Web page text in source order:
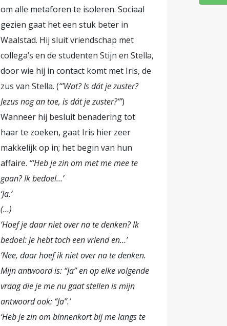
om alle metaforen te isoleren. Sociaal
gezien gaat het een stuk beter in
Waalstad. Hij sluit vriendschap met
collega’s en de studenten Stijn en Stella,
door wie hij in contact komt met Iris, de
zus van Stella. (“’Wat? Is dát je zuster?
Jezus nog an toe, is dát je zuster?’”)
Wanneer hij besluit benadering tot
haar te zoeken, gaat Iris hier zeer
makkelijk op in; het begin van hun
affaire. “‘Heb je zin om met me mee te
gaan? Ik bedoel…’
‘Ja.’
(…)
‘Hoef je daar niet over na te denken? Ik
bedoel: je hebt toch een vriend en…’
‘Nee, daar hoef ik niet over na te denken.
Mijn antwoord is: “Ja” en op elke volgende
vraag die je me nu gaat stellen is mijn
antwoord ook: “Ja”.’
‘Heb je zin om binnenkort bij me langs te